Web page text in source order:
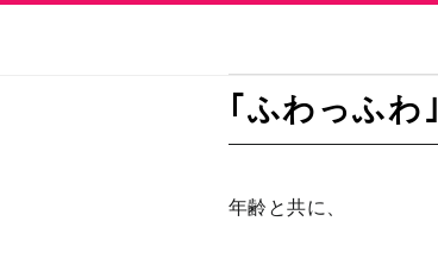
｢ふわっふわ
年齢と共に、